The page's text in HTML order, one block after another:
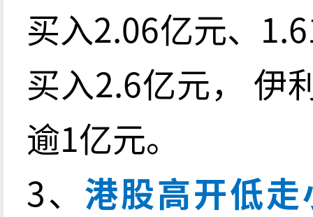
买入2.06亿元、
买入2.6亿元， 伊
逾1亿元。
3、 港股高开低